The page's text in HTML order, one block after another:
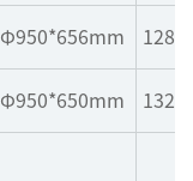
Φ950*656mm
Φ950*650mm